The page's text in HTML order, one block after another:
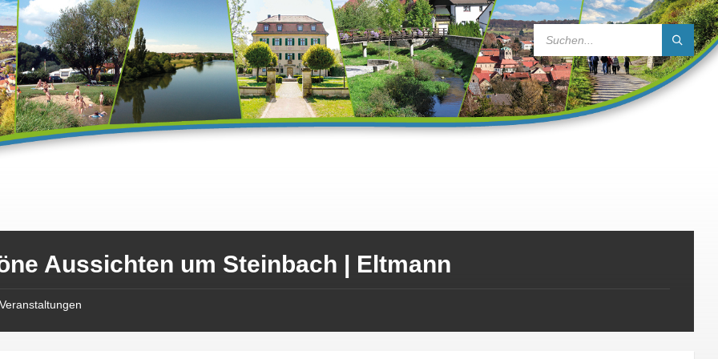
SEARCH:
Aussichten um Steinbach | Eltmann
Veranstaltungen